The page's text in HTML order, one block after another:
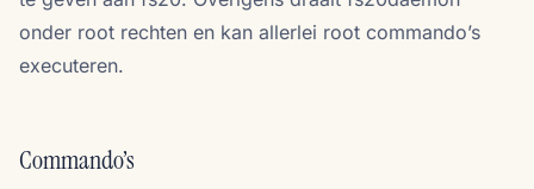
onder root rechten en kan allerlei root commando’s
executeren.
Commando’s